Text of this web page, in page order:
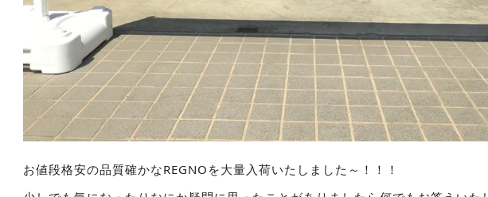
お値段格安の品質確かなREGNOを大量入荷いたしました～！！！